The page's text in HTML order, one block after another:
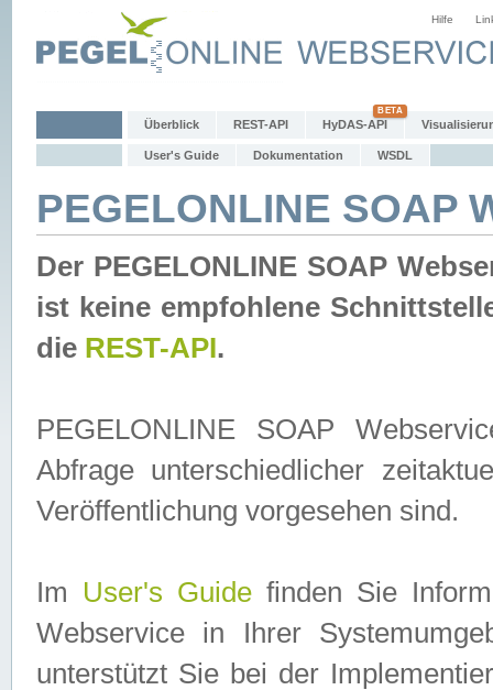
Hilfe
Überblick REST-API HyDAS-API
User's Guide Dokumentation WSDL
PEGELONLINE SOAP
Der PEGELONLINE SOAP
ist keine empfohlene
die REST-API.
PEGELONLINE SOAP
Abfrage unterschiedlicher
Veröffentlichung vorgesehen sind.
Im User's Guidefinden Sie
Webservice in Ihrer
unterstützt Sie bei der